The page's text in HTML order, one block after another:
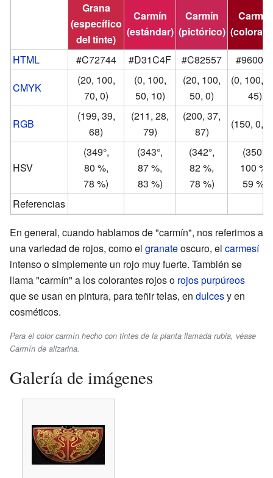
Grana
(específico
del tinte)
Carmín
(estándar)
Carmín
(pictórico)
Carmín
HTML
#C72744 #D31C4F #C82557
CMYK
(20, 100,
70, 0)
(0, 100,
50, 10)
(20, 100,
50, 0)
(0, 100,
45)
RGB
(199, 39,
68)
(211, 28,
79)
(200, 37,
87)
(150, 0,
HSV
(349°,
80 %,
78 %)
(343°,
87 %,
83 %)
(342°,
82 %,
78 %)
(350°,
100 %,
59 %)
Referencias
En general, cuando hablamos de "carmín", nos referimos a
una variedad de rojos, como el granateoscuro, el carmesí
intenso o simplemente un rojo muy fuerte. También se
llama "carmín" a los colorantes rojos o rojos purpúreos
que se usan en pintura, para teñir telas, en dulcesy en
cosméticos.
Para el color carmín hecho con tintes de la planta llamada rubia, véase
Carmín de alizarina.
Galería de imágenes